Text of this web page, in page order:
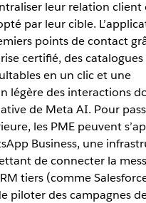
leur relation client
par leur cible.
points de contact
certifié, des catalogues
en un clic et une
légère des interactions
de Meta AI. Pour
les PME peuvent
Business, une
de connecter la
tiers (comme
piloter des campagnes